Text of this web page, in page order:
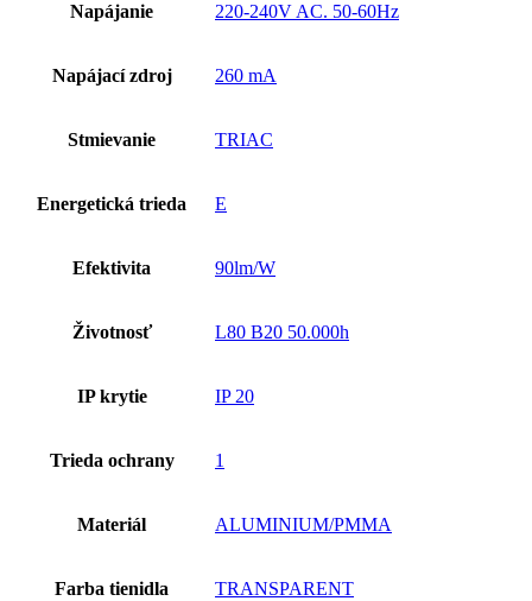
Napájanie 220-240V AC. 50-60Hz
Napájací zdroj 260 mA
Stmievanie TRIAC
Energetická trieda E
Efektivita 90lm/W
Životnosť L80 B20 50.000h
IP krytie IP 20
Trieda ochrany 1
Materiál ALUMINIUM/PMMA
Farba tienidla TRANSPARENT